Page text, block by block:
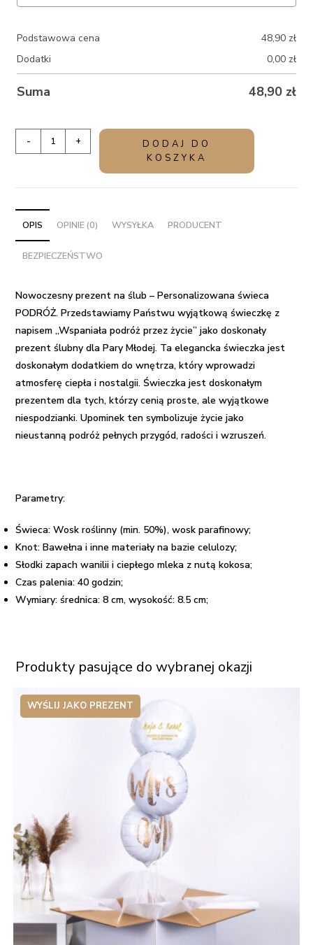
Podstawowa cena 48,90 zł
Dodatki
0,00 zł
Suma 48,90 zł
Nowoczesny
ślub
Personalizowana
świeca
- +
DODAJ DO
KOSZYKA
OPIS OPINIE (0) WYSYŁKA PRODUCENT
BEZPIECZEŃSTWO
Nowoczesny prezent na ślub – Personalizowana świeca
PODRÓŻ. Przedstawiamy Państwu wyjątkową świeczkę z
napisem „Wspaniała podróż przez życie” jako doskonały
prezent ślubny dla Pary Młodej. Ta elegancka świeczka jest
doskonałym dodatkiem do wnętrza, który wprowadzi
atmosferę ciepła i nostalgii. Świeczka jest doskonałym
prezentem dla tych, którzy cenią proste, ale wyjątkowe
niespodzianki. Upominek ten symbolizuje życie jako
nieustanną podróż pełnych przygód, radości i wzruszeń.
Parametry:
Świeca: Wosk roślinny (min. 50%), wosk parafinowy;
Knot: Bawełna i inne materiały na bazie celulozy;
Słodki zapach wanilii i ciepłego mleka z nutą kokosa;
Czas palenia: 40 godzin;
Wymiary: średnica: 8 cm, wysokość:8.5 cm;
Produkty pasujące do wybranej okazji
WYŚLIJ JAKO PREZENT